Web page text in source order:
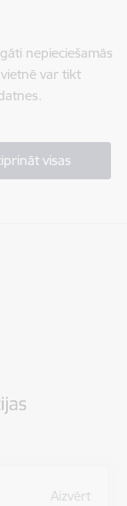
nepieciešamās
var tikt
visas
Aizvērt